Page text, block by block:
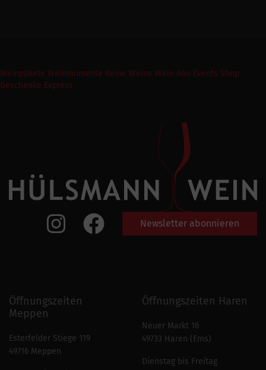
Weinpakete Weinmomente Keine Weine Wein Abo Events Shop
Geschenke Express
Newsletter abonnieren
Öffnungszeiten
Meppen
Esterfelder Stiege 119
49716 Meppen
Öffnungszeiten Haren
Neuer Markt 16
49733 Haren (Ems)
Dienstag bis Freitag